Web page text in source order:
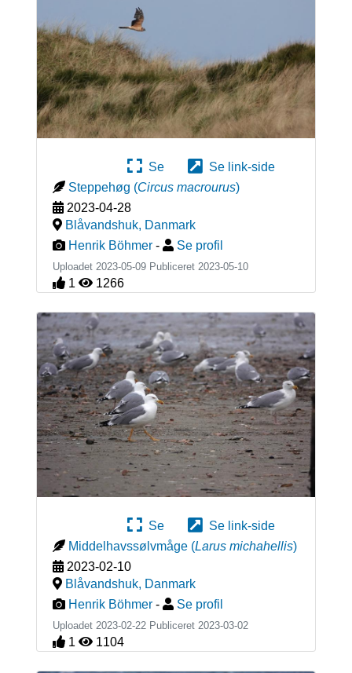
Se
Se link-side
Steppehøg (Circus macrourus)
2023-04-28
Blåvandshuk, Danmark
Henrik Böhmer - Se profil
Uploadet 2023-05-09 Publiceret 2023-05-10
1 1266
Se
Se link-side
Middelhavssølvmåge (Larus michahellis)
2023-02-10
Blåvandshuk, Danmark
Henrik Böhmer - Se profil
Uploadet 2023-02-22 Publiceret 2023-03-02
1 1104